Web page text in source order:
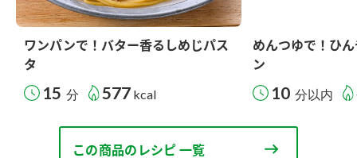
ワンパンで！バター香るしめじパス
タ
15 分 577 kcal
めんつゆで！ひ
ン
10 分以内
この商品のレシピ 一覧